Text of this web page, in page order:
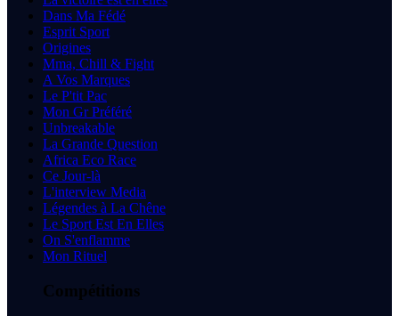
Dans Ma Fédé
Esprit Sport
Origines
Mma, Chill & Fight
A Vos Marques
Le P'tit Pac
Mon Gr Préféré
Unbreakable
La Grande Question
Africa Eco Race
Ce Jour-là
L'interview Media
Légendes à La Chêne
Le Sport Est En Elles
On S'enflamme
Mon Rituel
Compétitions